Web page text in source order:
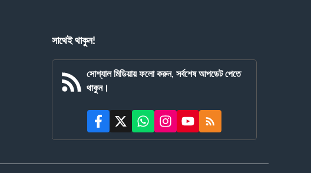
সাথেই থাকুন!
সোশ্যাল মিডিয়ায় ফলো করুন, সর্বশেষ আপডেট পেতে
থাকুন।